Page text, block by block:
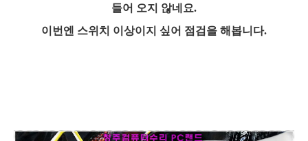
들어 오지 않네요.
이번엔 스위치 이상이지 싶어 점검을 해봅니다.